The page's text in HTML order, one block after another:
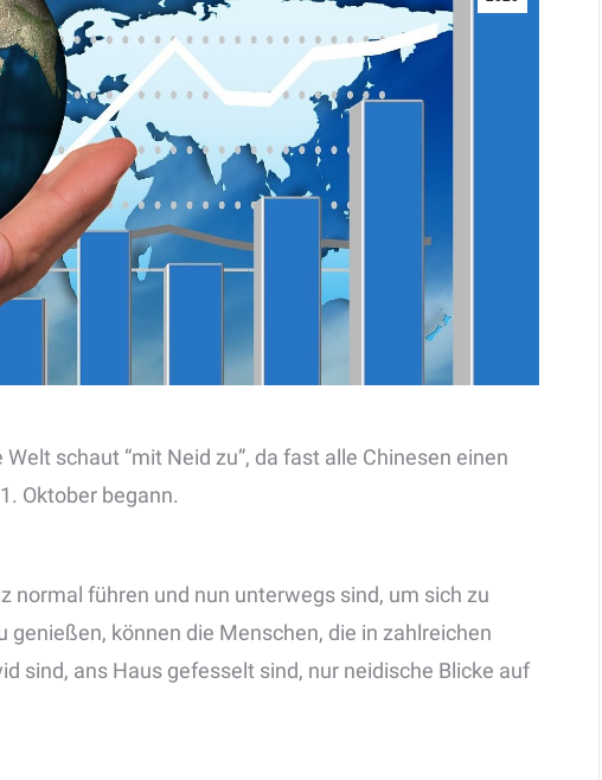
schaut “mit Neid zu”, da fast alle Chinesen einen
Oktober begann.
normal führen und nun unterwegs sind, um sich zu
können die Menschen, die in zahlreichen
sind, ans Haus gefesselt sind, nur neidische Blicke auf